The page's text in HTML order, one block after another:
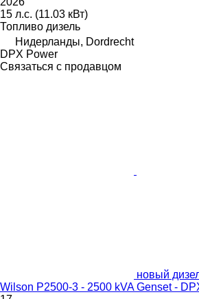
15 л.с. (11.03 кВт)
Топливо дизель
Нидерланды, Dordrecht
DPX Power
Связаться с продавцом
новый
Wilson P2500-3 - 2500 kVA Genset -